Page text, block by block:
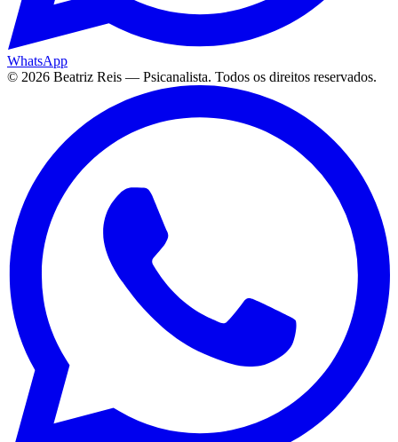
WhatsApp
© 2026 Beatriz Reis — Psicanalista. Todos os direitos reservados.